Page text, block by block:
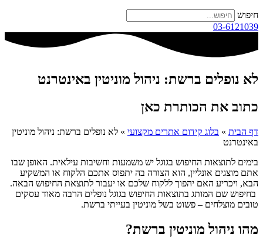
חיפוש
03-6121039
לא נופלים ברשת: ניהול מוניטין באינטרנט
כתוב את הכותרת כאן
דף הבית » בלוג קידום אתרים מקצועי » לא נופלים ברשת: ניהול מוניטין
באינטרנט
בימים לתוצאות החיפוש בגוגל יש משמעות וחשיבות עילאית. האופן שבו
אתם מוצגים אונליין, הוא הצורה בה יתפוס אתכם הלקוח או המשקיע
הבא, ויכריע האם יהפוך ללקוח שלכם או יעבור לתוצאת החיפוש הבאה.
בחיפוש שם המותג בתוצאות החיפוש בגוגל נופלים הרבה מאוד עסקים
טובים מוצלחים – פשוט בשל מוניטין בעייתי ברשת.
מהו ניהול מוניטין ברשת?